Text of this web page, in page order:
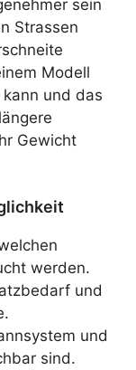
sein
Strassen
Modell
und das
Gewicht
werden.
und
und
sind.